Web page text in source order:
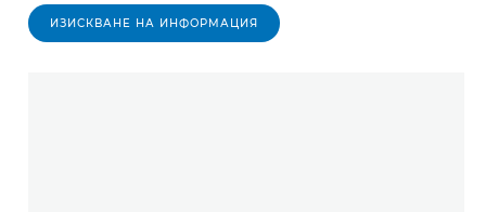
ИЗИСКВАНЕ НА ИНФОРМАЦИЯ